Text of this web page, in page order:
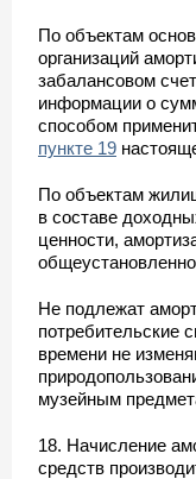
По объектам
организаций
забалансовом
информации о
способом
пункте 19
По объектам
в составе
ценности,
Не подлежат
потребительские
времени не
музейным
18. Начисление
средств